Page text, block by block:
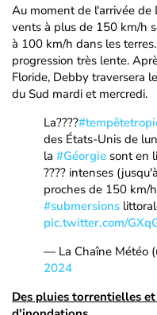
Au moment de l'arrivée de
vents à plus de 150 km/h
à 100 km/h dans les
progression très lente.
Floride, Debby traversera
du Sud mardi et mercredi.
La????
des États-Unis de
la #Géorgie sont en
???? intenses
proches de 150 km/
#submersions
pic.twitter.com/
— La Chaîne Météo
2024
Des pluies torrentielles